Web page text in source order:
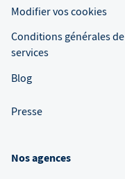
Modifier vos cookies
Conditions générales de
services
Blog
Presse
Nos agences